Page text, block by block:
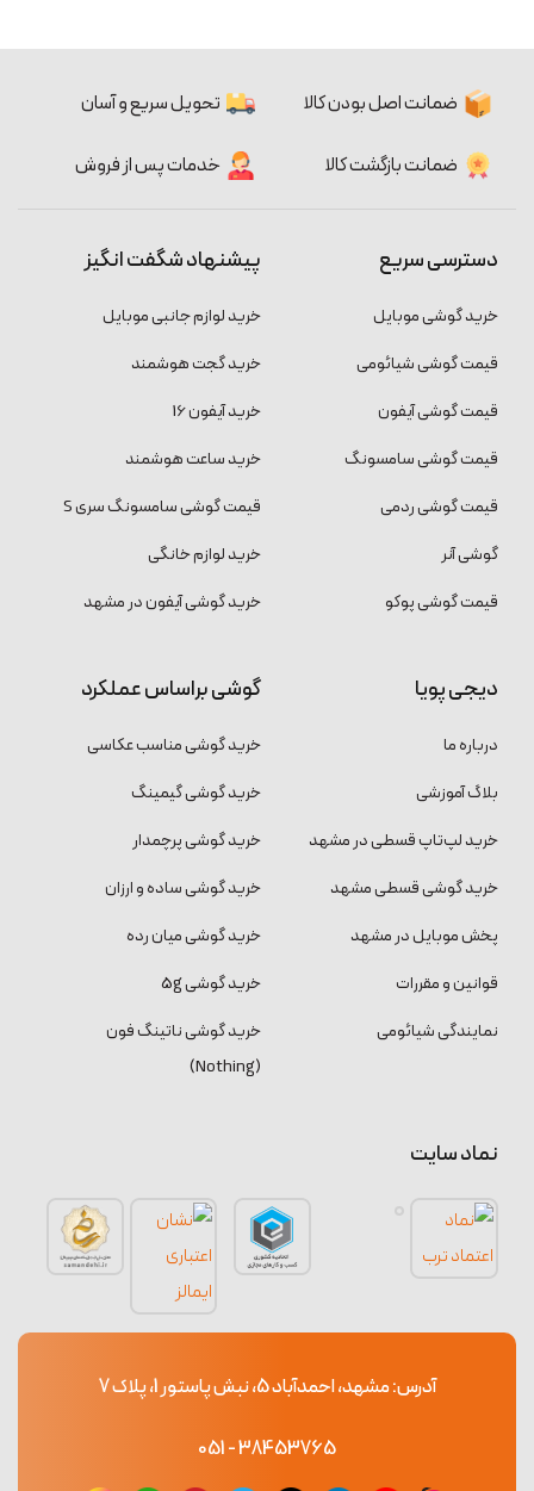
ضمانت اصل بودن کالا تحویل سریع و آسان
ضمانت بازگشت کالا خدمات پس از فروش
دسترسی سریع
خرید گوشی موبایل
قیمت گوشی شیائومی
قیمت گوشی آیفون
قیمت گوشی سامسونگ
قیمت گوشی ردمی
گوشی آنر
قیمت گوشی پوکو
پیشنهاد شگفت انگیز
خرید لوازم جانبی موبایل
خرید گجت هوشمند
خرید آیفون 16
خرید ساعت هوشمند
قیمت گوشی سامسونگ سری S
خرید لوازم خانگی
خرید گوشی آیفون در مشهد
دیجی پویا
درباره ما
بلاگ آموزشی
خرید لپ‌تاپ قسطی در مشهد
خرید گوشی قسطی مشهد
پخش موبایل در مشهد
قوانین و مقررات
نمایندگی شیائومی
گوشی براساس عملکرد
خرید گوشی مناسب عکاسی
خرید گوشی گیمینگ
خرید گوشی پرچمدار
خرید گوشی ساده و ارزان
خرید گوشی میان رده
خرید گوشی 5g
خرید گوشی ناتینگ فون
(Nothing)
نماد سایت
آدرس: مشهد، احمدآباد 5، نبش پاستور 1، پلاک 7
38453765 - 051